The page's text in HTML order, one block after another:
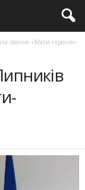
звання «Мати-героїня»